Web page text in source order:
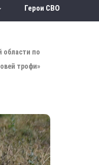
Герои СВО
области по
трофи»